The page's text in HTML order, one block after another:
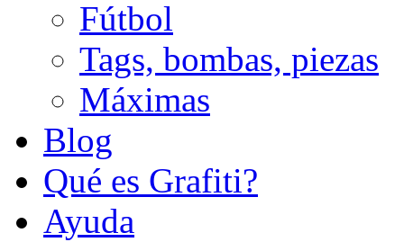
Fútbol
Tags, bombas, piezas
Máximas
Blog
Qué es Grafiti?
Ayuda